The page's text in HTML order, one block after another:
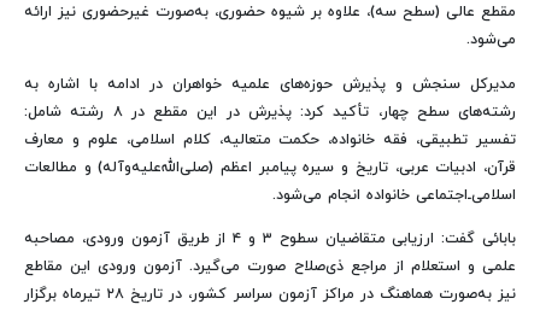
مقطع عالی (سطح سه)، علاوه بر شیوه حضوری، به‌صورت غیرحضوری نیز ارائه
می‌شود.
مدیرکل سنجش و پذیرش حوزه‌های علمیه خواهران در ادامه با اشاره به
رشته‌های سطح چهار، تأکید کرد: پذیرش در این مقطع در ۸ رشته شامل:
تفسیر تطبیقی، فقه خانواده، حکمت متعالیه، کلام اسلامی، علوم و معارف
قرآن، ادبیات عربی، تاریخ و سیره پیامبر اعظم (صلی‌الله‌علیه‌وآله) و مطالعات
اسلامی‌ـ‌اجتماعی خانواده انجام می‌شود.
بابائی گفت: ارزیابی متقاضیان سطوح ۳ و ۴ از طریق آزمون ورودی، مصاحبه
علمی و استعلام از مراجع ذی‌صلاح صورت می‌گیرد. آزمون ورودی این مقاطع
نیز به‌صورت هماهنگ در مراکز آزمون سراسر کشور، در تاریخ ۲۸ تیرماه برگزار